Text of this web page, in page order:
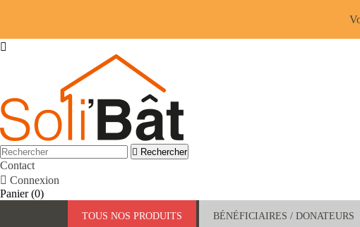

 Rechercher
Contact
 Connexion
Panier (0)
TOUS NOS PRODUITS BÉNÉFICIAIRES / DONATEURS